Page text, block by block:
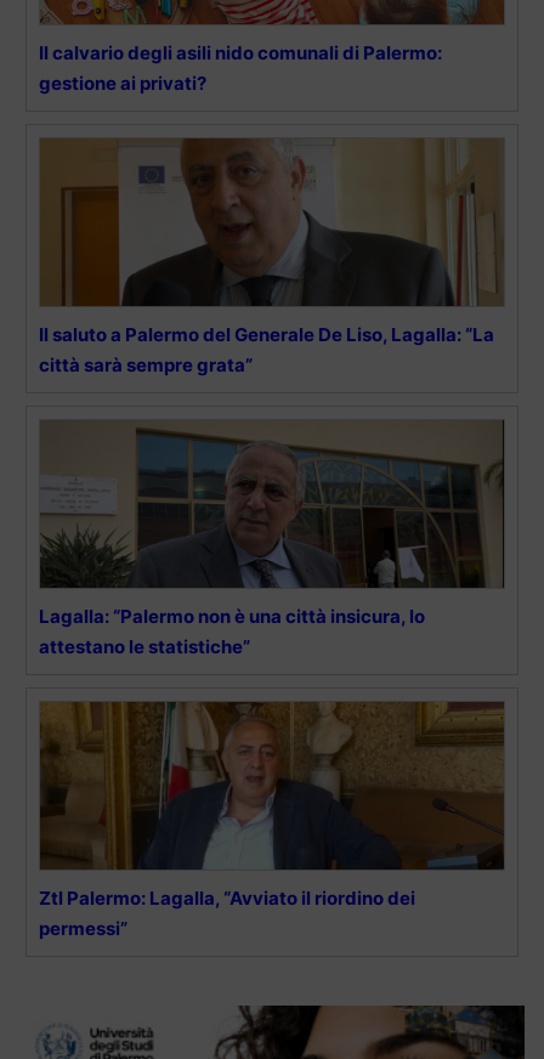
Il calvario degli asili nido comunali di Palermo:
gestione ai privati?
Il saluto a Palermo del Generale De Liso, Lagalla: “La
città sarà sempre grata”
Lagalla: “Palermo non è una città insicura, lo
attestano le statistiche”
Ztl Palermo: Lagalla, “Avviato il riordino dei
permessi”